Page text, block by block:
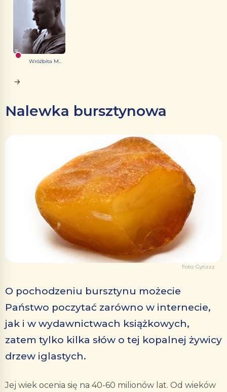
Wróżbita M...
Nalewka bursztynowa
Foto: Gytizzz
O pochodzeniu bursztynu możecie
Państwo poczytać zarówno w internecie,
jak i w wydawnictwach książkowych,
zatem tylko kilka słów o tej kopalnej żywicy
drzew iglastych.
Jej wiek ocenia się na 40-60 milionów lat. Od wieków